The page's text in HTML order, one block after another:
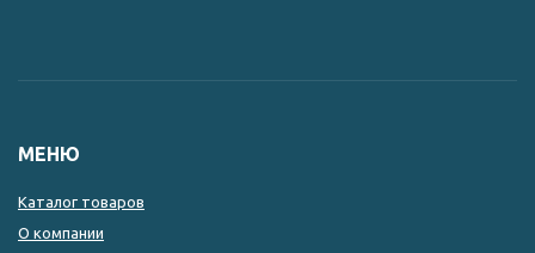
МЕНЮ
Каталог товаров
О компании